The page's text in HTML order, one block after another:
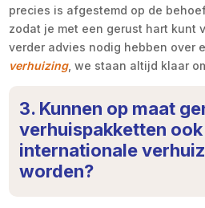
precies is afgestemd op de
zodat je met een gerust hart kunt
verder advies nodig hebben over
verhuizing, we staan altijd klaar
3. Kunnen op maat
verhuispakketten
internationale
worden?